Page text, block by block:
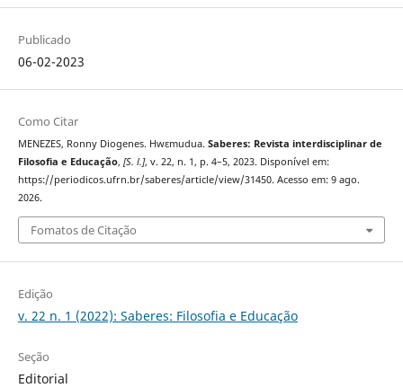
Publicado
06-02-2023
Como Citar
MENEZES, Ronny Diogenes. Hwɛmudua. Saberes: Revista interdisciplinar de
Filosofia e Educação, [S. l.], v. 22, n. 1, p. 4–5, 2023. Disponível em:
https://periodicos.ufrn.br/saberes/article/view/31450. Acesso em: 9 ago.
2026.
Fomatos de Citação
Edição
v. 22 n. 1 (2022): Saberes: Filosofia e Educação
Seção
Editorial